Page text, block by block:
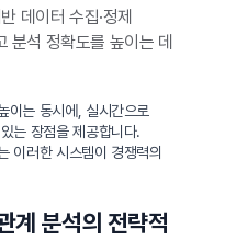
데이터 수집·정제
분석 정확도를 높이는 데
이는 동시에, 실시간으로
는 장점을 제공합니다.
이러한 시스템이 경쟁력의
계 분석의 전략적